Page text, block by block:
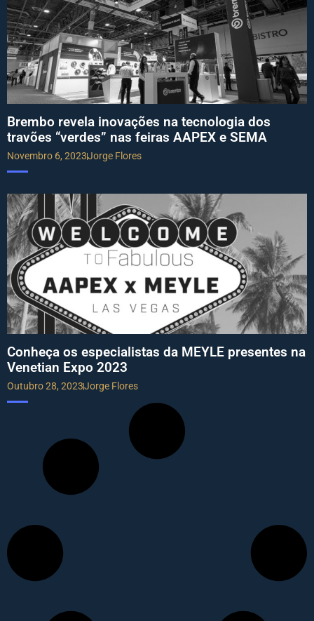
Brembo revela inovações na tecnologia dos
travões “verdes” nas feiras AAPEX e SEMA
Novembro 6, 2023Jorge Flores
Conheça os especialistas da MEYLE presentes na
Venetian Expo 2023
Outubro 28, 2023Jorge Flores